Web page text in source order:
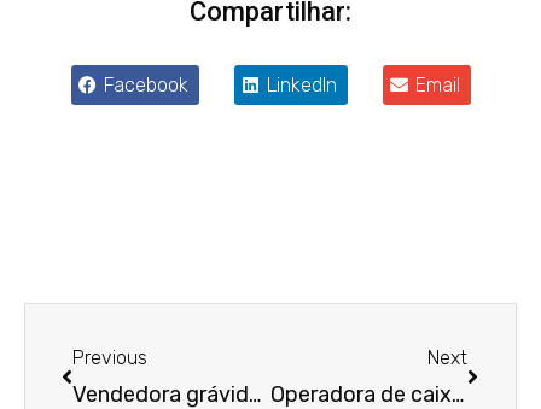
Compartilhar:
Facebook LinkedIn Email
Previous
Vendedora grávida que se recusou a assinar documento alterando seu contrato de trabalho será indenizada por assédio moral
Next
Operadora de caixa não receberá adicional pelo acúmulo das funções de empacotadora